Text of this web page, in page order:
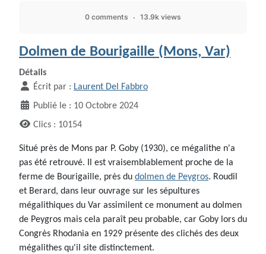
0 comments 13.9k views
Dolmen de Bourigaille (Mons, Var)
Détails
Écrit par : Laurent Del Fabbro
Publié le : 10 Octobre 2024
Clics : 10154
Situé près de Mons par P. Goby (1930), ce mégalithe n'a
pas été retrouvé. Il est vraisemblablement proche de la
ferme de Bourigaille, près du dolmen de Peygros. Roudil
et Berard, dans leur ouvrage sur les sépultures
mégalithiques du Var assimilent ce monument au dolmen
de Peygros mais cela paraît peu probable, car Goby lors du
Congrès Rhodania en 1929 présente des clichés des deux
mégalithes qu'il site distinctement.